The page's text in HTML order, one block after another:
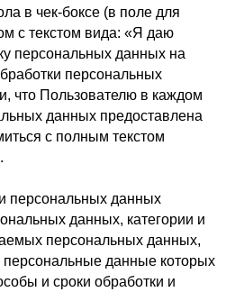
в чек-боксе (в поле для
с текстом вида: «Я даю
персональных данных на
персональных
что Пользователю в каждом
данных предоставлена
с полным текстом
персональных данных
данных, категории и
персональных данных,
персональные данные которых
и сроки обработки и